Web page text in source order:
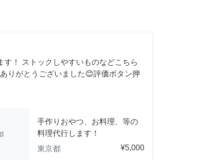
す！ ストックしやすいものなどこちら
りがとうございました😊評価ボタン押
手作りおやつ、お料理、等の
料理代行します！
東京都
¥5,000